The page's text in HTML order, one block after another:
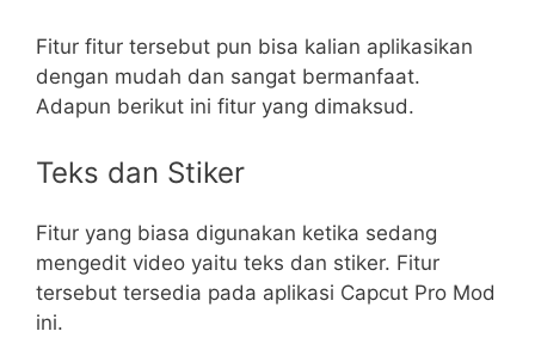
Fitur fitur tersebut pun bisa kalian aplikasikan
dengan mudah dan sangat bermanfaat.
Adapun berikut ini fitur yang dimaksud.
Teks dan Stiker
Fitur yang biasa digunakan ketika sedang
mengedit video yaitu teks dan stiker. Fitur
tersebut tersedia pada aplikasi Capcut Pro Mod
ini.